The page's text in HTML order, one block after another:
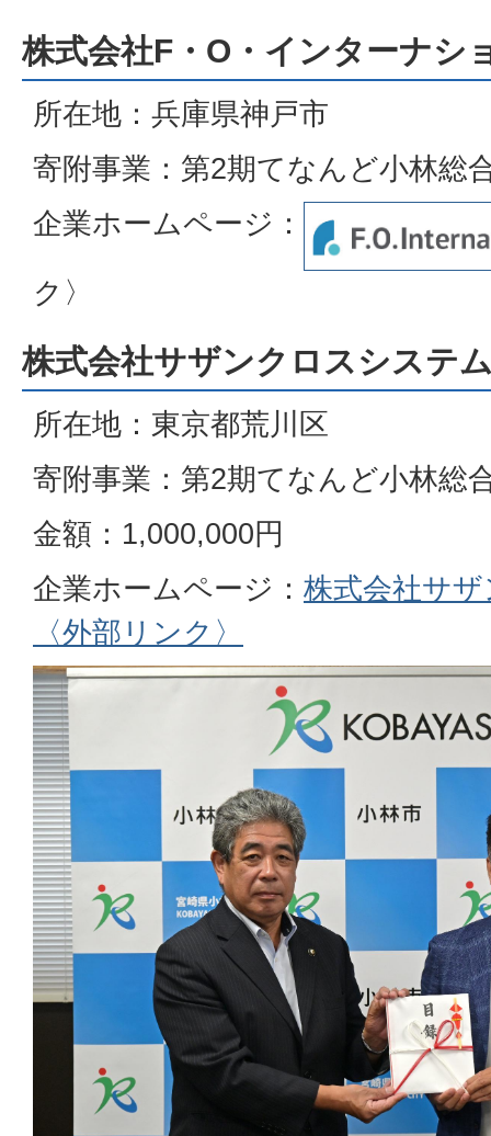
株式会社F・O・インターナシ
所在地：兵庫県神戸市
寄附事業：第2期てなんど小林総
企業ホームページ：
ク〉
株式会社サザンクロスシステ
所在地：東京都荒川区
寄附事業：第2期てなんど小林総
金額：1,000,000円
企業ホームページ： 株式会社サ
〈外部リンク 〉